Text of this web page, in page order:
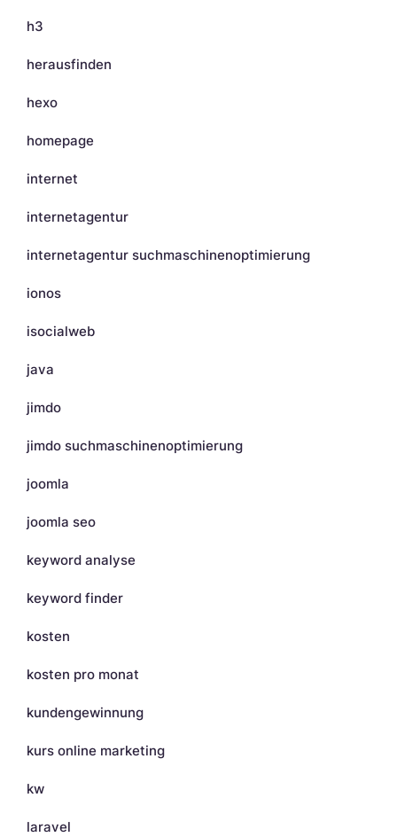
h3
herausfinden
hexo
homepage
internet
internetagentur
internetagentur suchmaschinenoptimierung
ionos
isocialweb
java
jimdo
jimdo suchmaschinenoptimierung
joomla
joomla seo
keyword analyse
keyword finder
kosten
kosten pro monat
kundengewinnung
kurs online marketing
kw
laravel